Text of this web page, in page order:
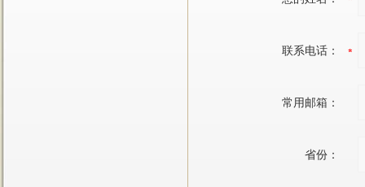
联系电话：
常用邮箱：
省份：